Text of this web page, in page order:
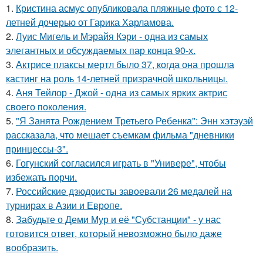
1. Кристина асмус опубликовала пляжные фото с 12-
летней дочерью от Гарика Харламова.
2. Луис Мигель и Мэрайя Кэри - одна из самых
элегантных и обсуждаемых пар конца 90-х.
3. Актрисе плаксы мертл было 37, когда она прошла
кастинг на роль 14-летней призрачной школьницы.
4. Аня Тейлор - Джой - одна из самых ярких актрис
своего поколения.
5. "Я Занята Рождением Третьего Ребенка": Энн хэтэуэй
рассказала, что мешает съемкам фильма "дневники
принцессы-3".
6. Гогунский согласился играть в "Универе", чтобы
избежать порчи.
7. Российские дзюдоисты завоевали 26 медалей на
турнирах в Азии и Европе.
8. Забудьте о Деми Мур и её "Субстанции" - у нас
готовится ответ, который невозможно было даже
вообразить.